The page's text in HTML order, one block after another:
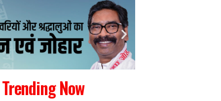
Trending Now